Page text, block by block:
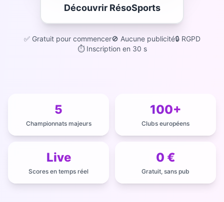
Découvrir RésoSports
✅ Gratuit pour commencer🚫 Aucune publicité🔒 RGPD
⏱️ Inscription en 30 s
5
Championnats majeurs
100+
Clubs européens
Live
Scores en temps réel
0 €
Gratuit, sans pub